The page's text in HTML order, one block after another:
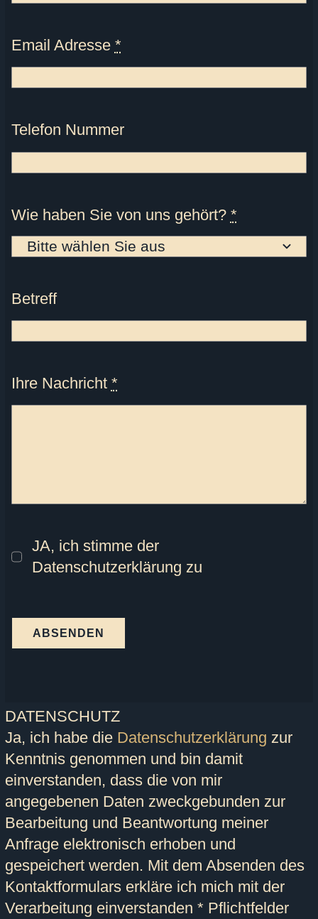
Email Adresse *
Telefon Nummer
Wie haben Sie von uns gehört? *
Betreff
Ihre Nachricht *
JA, ich stimme der
Datenschutzerklärung zu
ABSENDEN
DATENSCHUTZ
Ja, ich habe die Datenschutzerklärung zur
Kenntnis genommen und bin damit
einverstanden, dass die von mir
angegebenen Daten zweckgebunden zur
Bearbeitung und Beantwortung meiner
Anfrage elektronisch erhoben und
gespeichert werden. Mit dem Absenden des
Kontaktformulars erkläre ich mich mit der
Verarbeitung einverstanden* Pflichtfelder